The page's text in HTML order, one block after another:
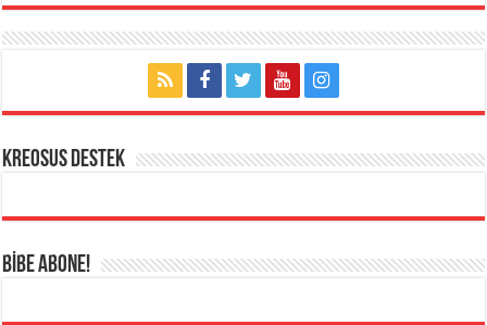
KREOSUS DESTEK
BİBE ABONE!